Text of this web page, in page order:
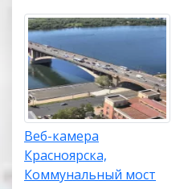
Веб-камера
Красноярска,
Коммунальный мост